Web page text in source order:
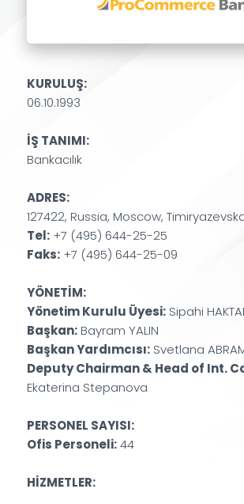
KURULUŞ:
06.10.1993
İŞ TANIMI:
Bankacılık
ADRES:
127422, Russia, Moscow,
Tel: +7 (495) 644-25-25
Faks: +7 (495) 644-25-09
YÖNETİM:
Yönetim Kurulu Üyesi: Sipahi
Başkan: Bayram YALIN
Başkan Yardımcısı: Svetlana
Deputy Chairman & Head of Int.
Ekaterina Stepanova
PERSONEL SAYISI:
Ofis Personeli:44
HİZMETLER: